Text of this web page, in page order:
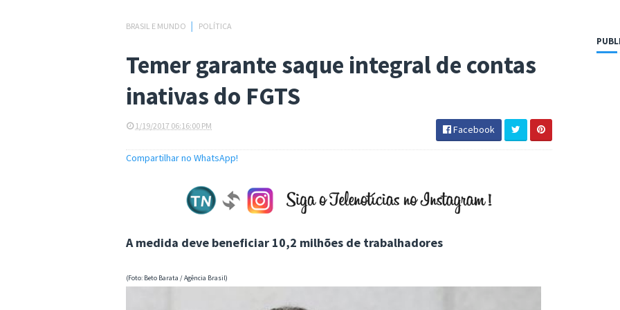
BRASIL E MUNDO POLÍTICA
Temer garante saque integral de contas
inativas do FGTS
1/19/2017 06:16:00 PM Facebook
Compartilhar no WhatsApp!
A medida deve beneficiar 10,2 milhões de trabalhadores
(Foto: Beto Barata / Agência Brasil)